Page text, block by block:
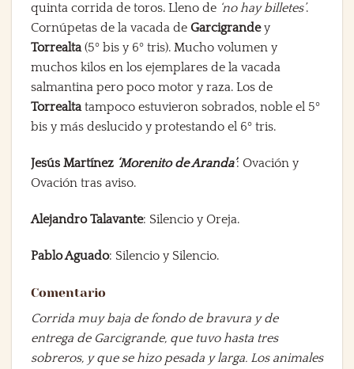
quinta corrida de toros. Lleno de ‘no hay billetes’.
Cornúpetas de la vacada de Garcigrandey
Torrealta(5º bis y 6º tris). Mucho volumen y
muchos kilos en los ejemplares de la vacada
salmantina pero poco motor y raza. Los de
Torrealtatampoco estuvieron sobrados, noble el 5º
bis y más deslucido y protestando el 6º tris.
Jesús Martínez ‘Morenito de Aranda’: Ovación y
Ovación tras aviso.
Alejandro Talavante: Silencio y Oreja.
Pablo Aguado: Silencio y Silencio.
Comentario
Corrida muy baja de fondo de bravura y de
entrega de Garcigrande, que tuvo hasta tres
sobreros, y que se hizo pesada y larga. Los animales